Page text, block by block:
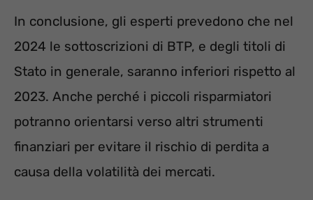
In conclusione, gli esperti prevedono che nel
2024 le sottoscrizioni di BTP, e degli titoli di
Stato in generale, saranno inferiori rispetto al
2023. Anche perché i piccoli risparmiatori
potranno orientarsi verso altri strumenti
finanziari per evitare il rischio di perdita a
causa della volatilità dei mercati.